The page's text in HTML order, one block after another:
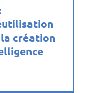
création